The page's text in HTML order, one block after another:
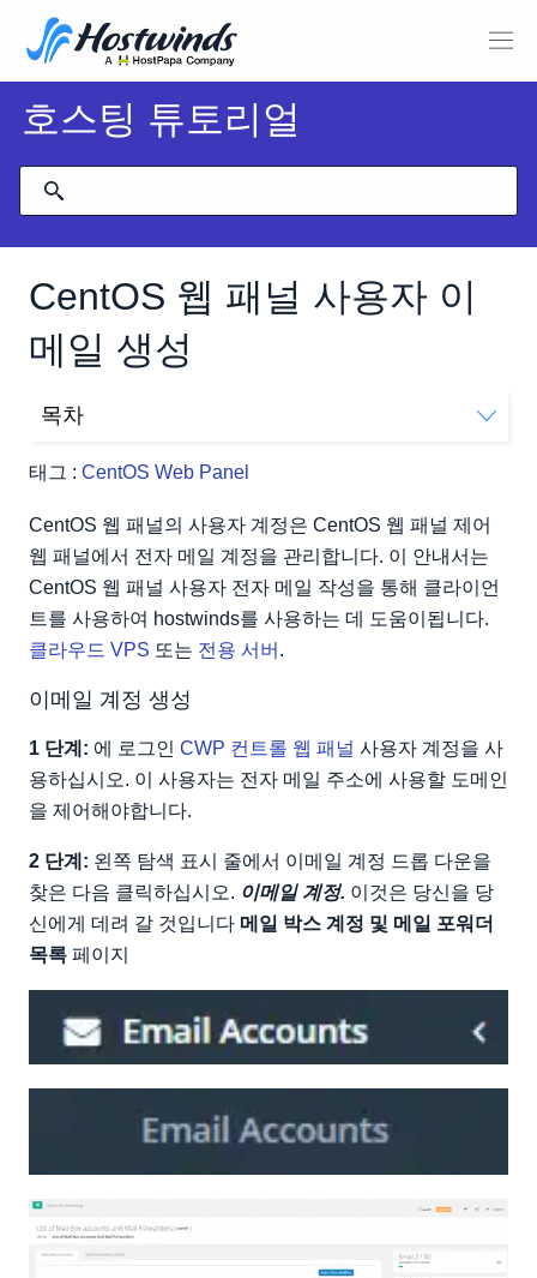
호스팅 튜토리얼
CentOS 웹 패널 사용자 이
메일 생성
태그 : CentOS Web Panel
목차
CentOS 웹 패널의 사용자 계정은 CentOS 웹 패널 제어
웹 패널에서 전자 메일 계정을 관리합니다. 이 안내서는
CentOS 웹 패널 사용자 전자 메일 작성을 통해 클라이언
트를 사용하여 hostwinds를 사용하는 데 도움이됩니다.
클라우드 VPS 또는 전용 서버 .
이메일 계정 생성
1 단계: 에 로그인 CWP 컨트롤 웹 패널 사용자 계정을 사
용하십시오. 이 사용자는 전자 메일 주소에 사용할 도메인
을 제어해야합니다.
2 단계: 왼쪽 탐색 표시 줄에서 이메일 계정 드롭 다운을
찾은 다음 클릭하십시오. 이메일 계정. 이것은 당신을 당
신에게 데려 갈 것입니다 메일 박스 계정 및 메일 포워더
목록 페이지